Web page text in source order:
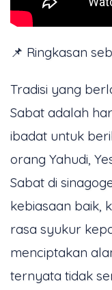
📌 Ringkasan
Tradisi yang
Sabat adalah
ibadat untuk
orang Yahudi,
Sabat di
kebiasaan baik,
rasa syukur
menciptakan
ternyata tidak